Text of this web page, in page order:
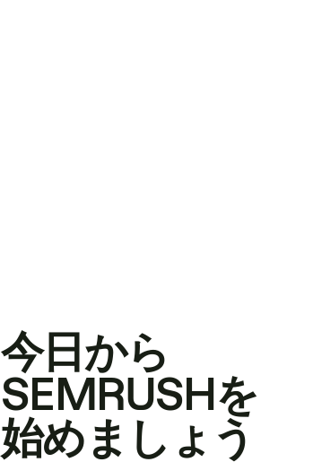
今日から
SEMRUSHを
始めましょう